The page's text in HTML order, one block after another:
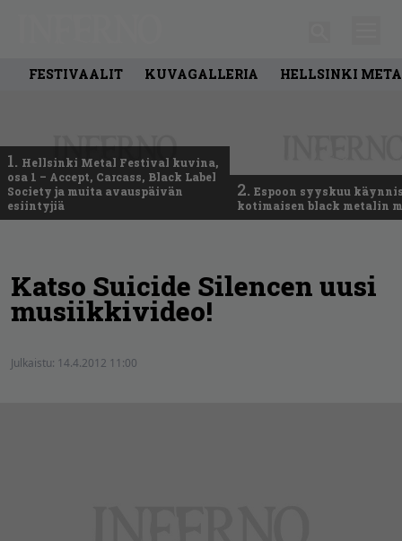
FESTIVAALIT KUVAGALLERIA HELLSINKI
1. Hellsinki Metal Festival kuvina,
osa 1 – Accept, Carcass, Black Label
Society ja muita avauspäivän
esiintyjiä
2. Espoon syyskuu
kotimaisen black metalin
Katso Suicide Silencen uusi
musiikkivideo!
Julkaistu: 14.4.2012 11:00